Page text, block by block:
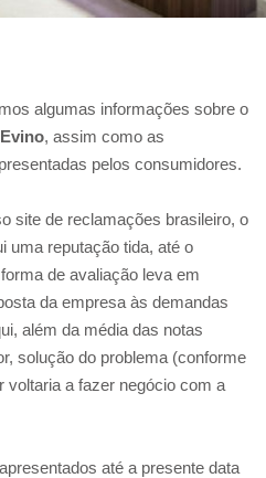
algumas informações sobre o
Evino, assim como as
pelos consumidores.
site de reclamações brasileiro, o
uma reputação tida, até o
de avaliação leva em
da empresa às demandas
além da média das notas
solução do problema (conforme
voltaria a fazer negócio com a
até a presente data